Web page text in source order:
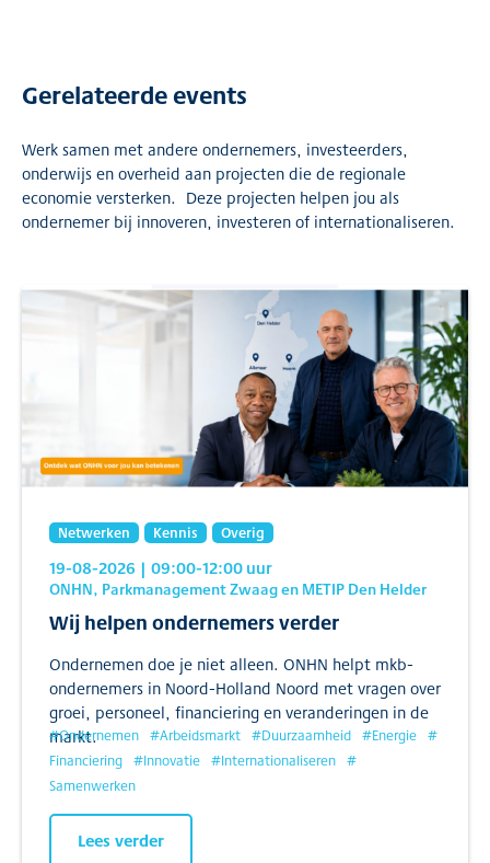
Gerelateerde events
Werk samen met andere ondernemers, investeerders,
onderwijs en overheid aan projecten die de regionale
economie versterken. Deze projecten helpen jou als
ondernemer bij innoveren, investeren of internationaliseren.
Netwerken Kennis Overig
19-08-2026 | 09:00-12:00uur
ONHN, Parkmanagement Zwaag en METIP Den Helder
Wij helpen ondernemers verder
Ondernemen doe je niet alleen. ONHN helpt mkb-
ondernemers in Noord-Holland Noord met vragen over
groei, personeel, financiering en veranderingen in de
markt.
#Ondernemen #Arbeidsmarkt #Duurzaamheid #Energie #
Financiering #Innovatie #Internationaliseren #
Samenwerken
Lees verder